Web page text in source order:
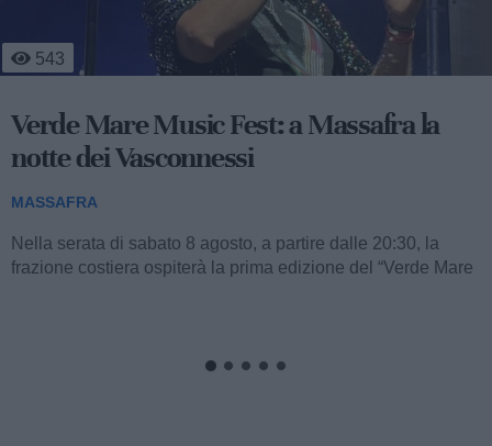
4
Massafra sul podio: la 13enne Francesca
Nitti è d'oro
MASSAFRA
A soli 13 anni, la giovanissima atleta massafrese Francesca
Nitti, portacolori del Settore Giovanile FITAV Regione